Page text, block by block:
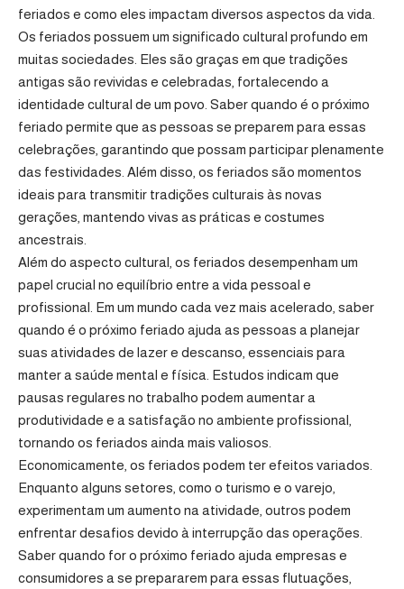
feriados e como eles impactam diversos aspectos da vida.
Os feriados possuem um significado cultural profundo em
muitas sociedades. Eles são graças em que tradições
antigas são revividas e celebradas, fortalecendo a
identidade cultural de um povo. Saber quando é o próximo
feriado permite que as pessoas se preparem para essas
celebrações, garantindo que possam participar plenamente
das festividades. Além disso, os feriados são momentos
ideais para transmitir tradições culturais às novas
gerações, mantendo vivas as práticas e costumes
ancestrais.
Além do aspecto cultural, os feriados desempenham um
papel crucial no equilíbrio entre a vida pessoal e
profissional. Em um mundo cada vez mais acelerado, saber
quando é o próximo feriado ajuda as pessoas a planejar
suas atividades de lazer e descanso, essenciais para
manter a saúde mental e física. Estudos indicam que
pausas regulares no trabalho podem aumentar a
produtividade e a satisfação no ambiente profissional,
tornando os feriados ainda mais valiosos.
Economicamente, os feriados podem ter efeitos variados.
Enquanto alguns setores, como o turismo e o varejo,
experimentam um aumento na atividade, outros podem
enfrentar desafios devido à interrupção das operações.
Saber quando for o próximo feriado ajuda empresas e
consumidores a se prepararem para essas flutuações,